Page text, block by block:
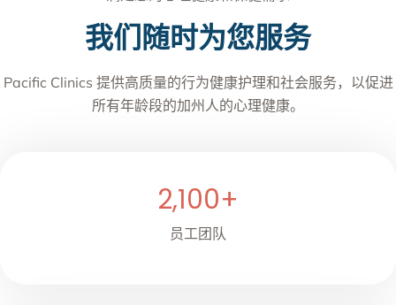
我们随时为您服务
Pacific Clinics 提供高质量的行为健康护理和社会服务，以促进
所有年龄段的加州人的心理健康。
员工团队
2,100+